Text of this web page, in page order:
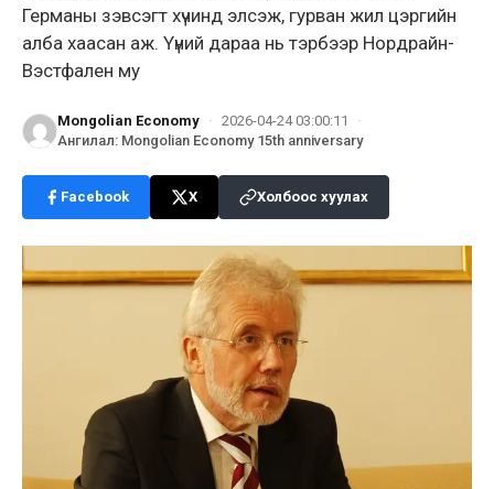
Германы зэвсэгт хүчинд элсэж, гурван жил цэргийн
алба хаасан аж. Үүний дараа нь тэрбээр Нордрайн-
Вэстфален му
Mongolian Economy · 2026-04-24 03:00:11
·
Ангилал: Mongolian Economy 15th anniversary
Facebook X Холбоос хуулах